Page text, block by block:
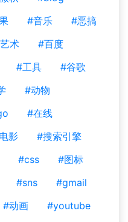
#音乐
#恶搞
术
#百度
#工具
#谷歌
#动物
#在线
影
#搜索引擎
#css
#图标
#sns
#gmail
#动画
#youtube